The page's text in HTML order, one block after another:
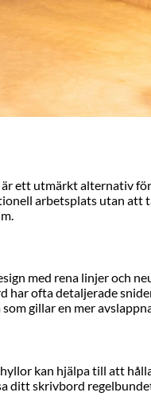
ett utmärkt alternativ
arbetsplats utan att
med rena linjer och
har ofta detaljerade
gillar en mer
kan hjälpa till att
ditt skrivbord